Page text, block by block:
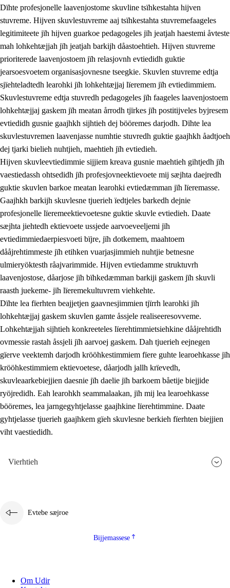
Dïhte profesjonelle laavenjostome skuvline tsïhkestahta hijven
stuvreme. Hijven skuvlestuvreme aaj tsïhkestahta stuvremefaageles
legitimiteete jïh hijven guarkoe pedagogeles jïh jeatjah haestemi åvteste
mah lohkehtæjjah jïh jeatjah barkijh dåastoehtieh. Hijven stuvreme
prioriterede laavenjostoem jïh relasjovnh evtiedidh guktie
jearsoesvoetem organisasjovnesne tseegkie. Skuvlen stuvreme edtja
sjïehteladtedh learohki jïh lohkehtæjjaj lïeremem jïh evtiedimmiem.
Skuvlestuvreme edtja stuvredh pedagogeles jïh faageles laavenjostoem
lohkehtæjjaj gaskem jïh meatan årrodh tjïrkes jïh postitijveles byjresem
evtiedidh gusnie gaajhkh sijhtieh dej bööremes darjodh. Dïhte lea
skuvlestuvremen laavenjasse numhtie stuvredh guktie gaajhkh åadtjoeh
dej tjarki bielieh nuhtjieh, maehtieh jïh evtiedieh.
Hijven skuvleevtiedimmie sijjiem kreava gusnie maehtieh gihtjedh jïh
vaestiedassh ohtsedidh jïh profesjovneektievoete mij sæjhta daejredh
guktie skuvlen barkoe meatan learohki evtiedæmman jïh lïeremasse.
Gaajhkh barkijh skuvlesne tjuerieh ïedtjeles barkedh dejnie
profesjonelle lïeremeektievoetesne guktie skuvle evtiedieh. Daate
sæjhta jiehtedh ektievoete ussjede aarvoeveeljemi jïh
evtiedimmiedaerpiesvoeti bïjre, jïh dotkemem, maahtoem
dååjrehtimmeste jïh etihken vuarjasjimmieh nuhtjie betnesne
ulmieryöktesth råajvarimmide. Hijven evtiedamme struktuvrh
laavenjostose, dåarjose jïh bïhkedæmman barkiji gaskem jïh skuvli
raasth juekeme- jïh lïeremekultuvrem viehkehte.
Dïhte lea fïerhten beajjetjen gaavnesjimmien tjïrrh learohki jïh
lohkehtæjjaj gaskem skuvlen gamte åssjele realiseeresovveme.
Lohkehtæjjah sijhtieh konkreeteles lïerehtimmietsiehkine dååjrehtidh
ovmessie rastah åssjeli jïh aarvoej gaskem. Dah tjuerieh eejnegen
gïerve veektemh darjodh krööhkestimmiem fïere guhte learoehkasse jïh
krööhkestimmiem ektievoetese, dåarjodh jallh krïevedh,
skuvleaarkebiejjien daesnie jïh daelie jïh barkoem båetije biejjide
ryöjredidh. Eah learohkh seammalaakan, jïh mij lea learoehkasse
bööremes, lea jarngegyhtjelasse gaajhkine lïerehtimmine. Daate
gyhtjelasse tjuerieh gaajhkem gïeh skuvlesne berkieh fïerhten biejjien
viht vaestiedidh.
Vierhtieh
Evtebe sæjroe
Bijjemassese
Om Udir